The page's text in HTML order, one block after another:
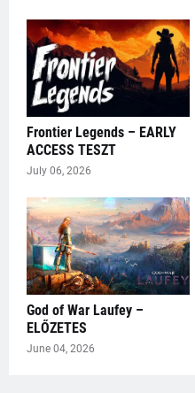
Frontier Legends – EARLY
ACCESS TESZT
July 06, 2026
God of War Laufey –
ELŐZETES
June 04, 2026